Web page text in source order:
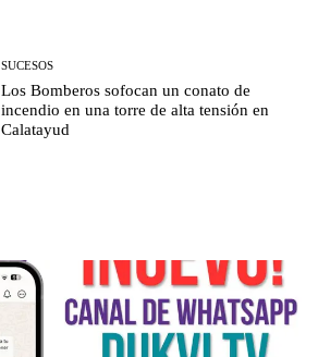
SUCESOS
Los Bomberos sofocan un conato de
incendio en una torre de alta tensión en
Calatayud